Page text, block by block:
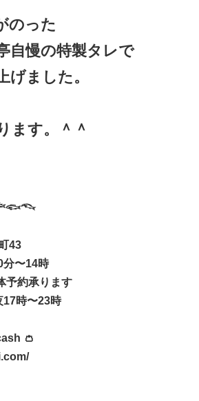
のった
自慢の特製タレで
げました。
ます。＾＾
43
分〜14時
予約承ります
時〜23時
👛